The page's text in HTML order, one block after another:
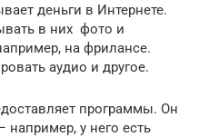
деньги в Интернете.
в них фото и
на фрилансе.
аудио и другое.
программы. Он
например, у него есть